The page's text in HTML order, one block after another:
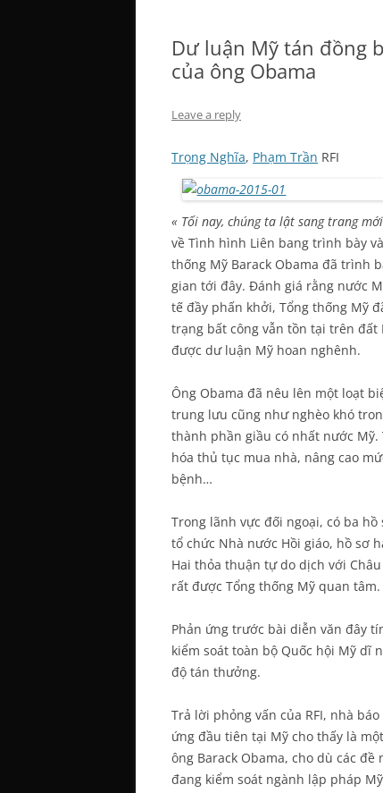
Dư luận Mỹ tán đồng
của ông Obama
Leave a reply
Trọng Nghĩa, Phạm Trần RFI
« Tối nay, chúng ta lật sang trang
về Tình hình Liên bang trình bày
thống Mỹ Barack Obama đã trình
gian tới đây. Đánh giá rằng nước
tế đầy phấn khởi, Tổng thống Mỹ
trạng bất công vẫn tồn tại trên đất
được dư luận Mỹ hoan nghênh.
Ông Obama đã nêu lên một loạt
trung lưu cũng như nghèo khó
thành phần giầu có nhất nước
hóa thủ tục mua nhà, nâng cao
bệnh…
Trong lãnh vực đối ngoại, có ba
tổ chức Nhà nước Hồi giáo, hồ sơ
Hai thỏa thuận tự do dịch với
rất được Tổng thống Mỹ quan tâm.
Phản ứng trước bài diễn văn đây
kiểm soát toàn bộ Quốc hội Mỹ dĩ
độ tán thưởng.
Trả lời phỏng vấn của RFI, nhà
ứng đầu tiên tại Mỹ cho thấy là
ông Barack Obama, cho dù các
đang kiểm soát ngành lập pháp